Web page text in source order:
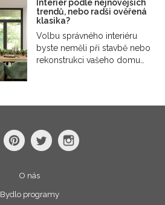
Interiér podle nejnovějších
trendů, nebo radši ověřená
klasika?
Volbu správného interiéru
byste neměli při stavbě nebo
rekonstrukci vašeho domu…
O nás
Bydlo programy